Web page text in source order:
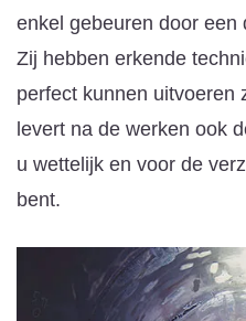
enkel gebeuren door een
Zij hebben erkende
perfect kunnen uitvoeren
levert na de werken ook
u wettelijk en voor de
bent.